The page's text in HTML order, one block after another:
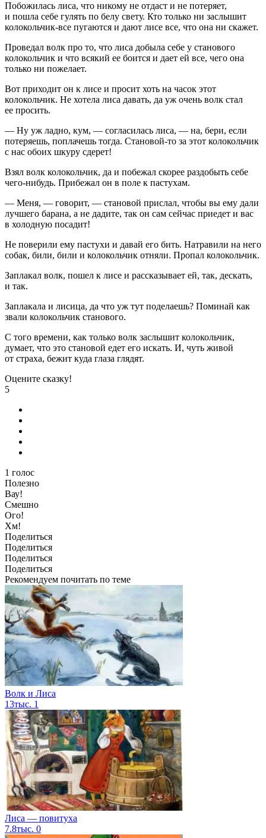
Побожилась лиса, что никому не отдаст и не потеряет,
и пошла себе гулять по белу свету. Кто только ни заслышит
колокольчик-все пугаются и дают лисе все, что она ни скажет.
Проведал волк про то, что лиса добыла себе у станового
колокольчик и что всякий ее боится и дает ей все, чего она
только ни пожелает.
Вот приходит он к лисе и просит хоть на часок этот
колокольчик. Не хотела лиса давать, да уж очень волк стал
ее просить.
— Ну уж ладно, кум, — согласилась лиса, — на, бери, если
потеряешь, поплачешь тогда. Становой-то за этот колокольчик
с нас обоих шкуру сдерет!
Взял волк колокольчик, да и побежал скорее раздобыть себе
чего-нибудь. Прибежал он в поле к пастухам.
— Меня, — говорит, — становой прислал, чтобы вы ему дали
лучшего барана, а не дадите, так он сам сейчас приедет и вас
в холодную посадит!
Не поверили ему пастухи и давай его бить. Натравили на него
собак, били, били и колокольчик отняли. Пропал колокольчик.
Заплакал волк, пошел к лисе и рассказывает ей, так, дескать,
и так.
Заплакала и лисица, да что уж тут поделаешь? Поминай как
звали колокольчик станового.
С того времени, как только волк заслышит колокольчик,
думает, что это становой едет его искать. И, чуть живой
от страха, бежит куда глаза глядят.
Оцените сказку!
5
1 голос
Полезно
Вау!
Смешно
Ого!
Хм!
Поделиться
Поделиться
Поделиться
Поделиться
Рекомендуем почитать по теме
Волк и Лиса
13тыс. 1
Лиса — повитуха
7.8тыс. 0